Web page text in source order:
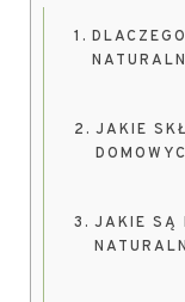
JAKIE
JAKIE SĄ